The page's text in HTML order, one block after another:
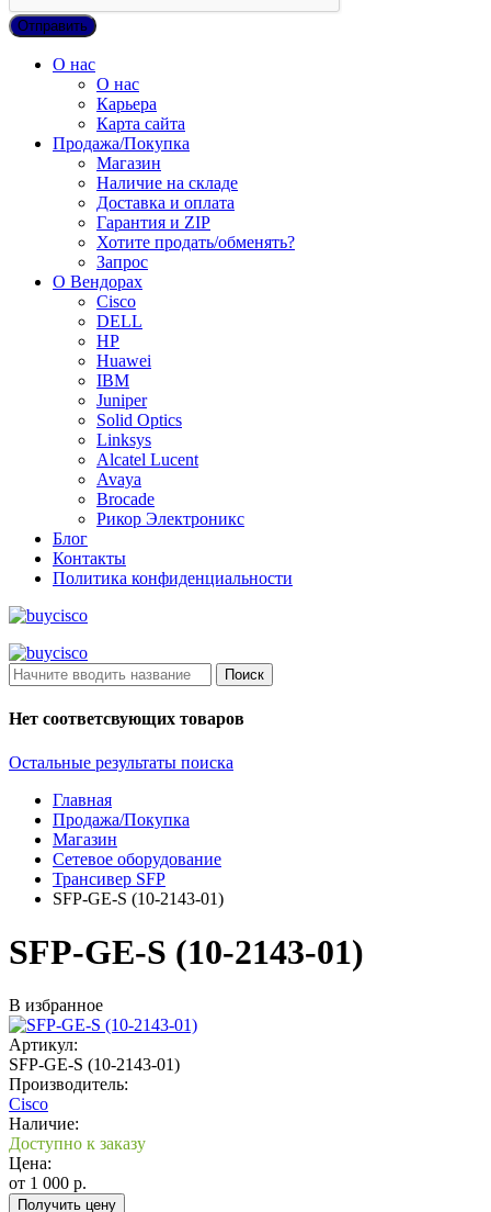
О нас
О нас
Карьера
Карта сайта
Продажа/Покупка
Магазин
Наличие на складе
Доставка и оплата
Гарантия и ZIP
Хотите продать/обменять?
Запрос
О Вендорах
Cisco
DELL
HP
Huawei
IBM
Juniper
Solid Optics
Linksys
Alcatel Lucent
Avaya
Brocade
Рикор Электроникс
Блог
Контакты
Политика конфиденциальности
Поиск
Нет соответсвующих товаров
Остальные результаты поиска
Главная
Продажа/Покупка
Магазин
Сетевое оборудование
Трансивер SFP
SFP-GE-S (10-2143-01)
SFP-GE-S (10-2143-01)
В избранное
Артикул:
SFP-GE-S (10-2143-01)
Производитель:
Cisco
Наличие:
Доступно к заказу
Цена:
от 1 000 р.
Получить цену